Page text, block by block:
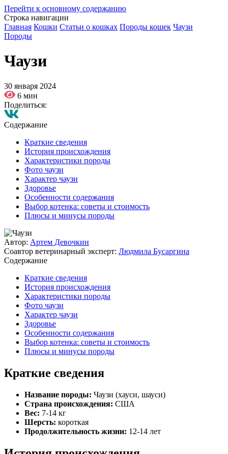
Перейти к основному содержанию
Строка навигации
Главная Кошки Статьи о кошках Породы кошек Чаузи
Породы
Чаузи
30 января 2024
6 мин
Поделиться:
Содержание
Краткие сведения
История происхождения
Характеристики породы
Фото чаузи
Характер чаузи
Здоровье
Особенности содержания
Выбор котенка: советы и стоимость
Плюсы и минусы породы
Автор: Артем Девочкин
Соавтор ветеринарный эксперт: Людмила Бусаргина
Содержание
Краткие сведения
История происхождения
Характеристики породы
Фото чаузи
Характер чаузи
Здоровье
Особенности содержания
Выбор котенка: советы и стоимость
Плюсы и минусы породы
Краткие сведения
Название породы: Чаузи (хауси, шауси)
Страна происхождения: США
Вес: 7-14 кг
Шерсть: короткая
Продолжительность жизни: 12-14 лет